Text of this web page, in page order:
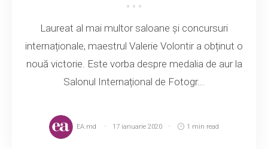
Laureat al mai multor saloane și concursuri
internaționale, maestrul Valerie Volontir a obținut o
nouă victorie. Este vorba despre medalia de aur la
Salonul Internațional de Fotogr...
EA.md 17 ianuarie 2020 1 min read